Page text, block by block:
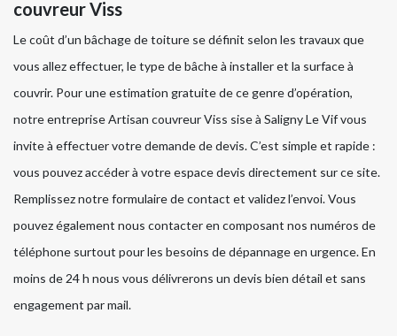
couvreur Viss
Le coût d’un bâchage de toiture se définit selon les travaux que
vous allez effectuer, le type de bâche à installer et la surface à
couvrir. Pour une estimation gratuite de ce genre d’opération,
notre entreprise Artisan couvreur Viss sise à Saligny Le Vif vous
invite à effectuer votre demande de devis. C’est simple et rapide :
vous pouvez accéder à votre espace devis directement sur ce site.
Remplissez notre formulaire de contact et validez l’envoi. Vous
pouvez également nous contacter en composant nos numéros de
téléphone surtout pour les besoins de dépannage en urgence. En
moins de 24 h nous vous délivrerons un devis bien détail et sans
engagement par mail.